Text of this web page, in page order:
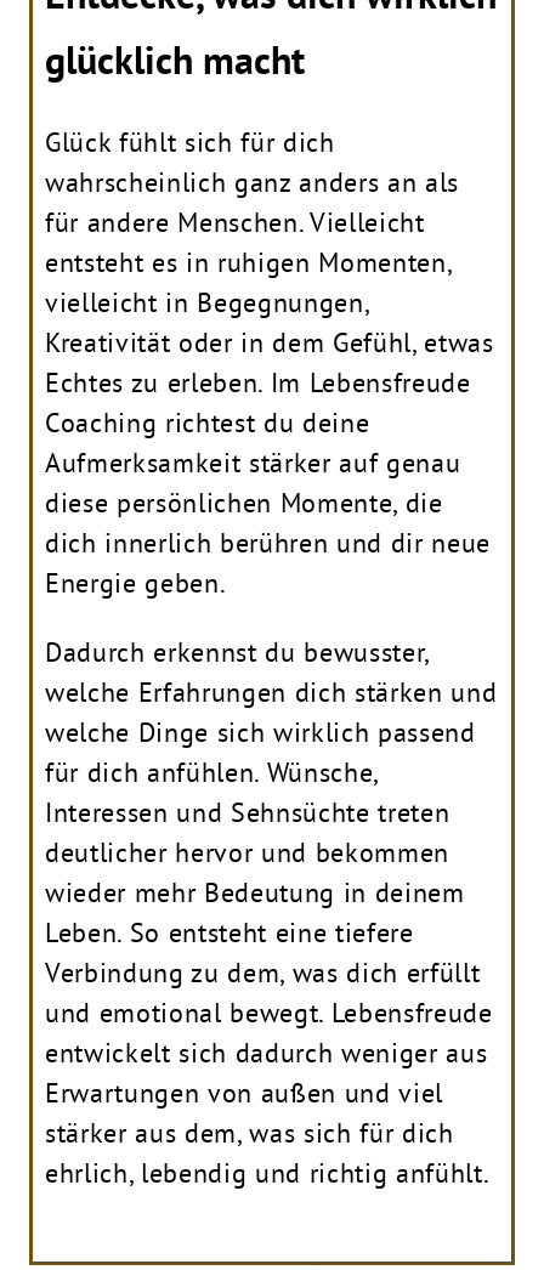
glücklich macht
Glück fühlt sich für dich
wahrscheinlich ganz anders an als
für andere Menschen. Vielleicht
entsteht es in ruhigen Momenten,
vielleicht in Begegnungen,
Kreativität oder in dem Gefühl, etwas
Echtes zu erleben. Im Lebensfreude
Coaching richtest du deine
Aufmerksamkeit stärker auf genau
diese persönlichen Momente, die
dich innerlich berühren und dir neue
Energie geben.
Dadurch erkennst du bewusster,
welche Erfahrungen dich stärken und
welche Dinge sich wirklich passend
für dich anfühlen. Wünsche,
Interessen und Sehnsüchte treten
deutlicher hervor und bekommen
wieder mehr Bedeutung in deinem
Leben. So entsteht eine tiefere
Verbindung zu dem, was dich erfüllt
und emotional bewegt. Lebensfreude
entwickelt sich dadurch weniger aus
Erwartungen von außen und viel
stärker aus dem, was sich für dich
ehrlich, lebendig und richtig anfühlt.